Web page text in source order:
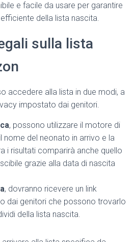
e facile da usare per garantire
della lista nascita.
sulla lista
accedere alla lista in due modi, a
impostato dai genitori.
, possono utilizzare il motore di
nome del neonato in arrivo e la
i risultati comparirà anche quello
grazie alla data di nascita
, dovranno ricevere un link
dai genitori che possono trovarlo
della lista nascita.